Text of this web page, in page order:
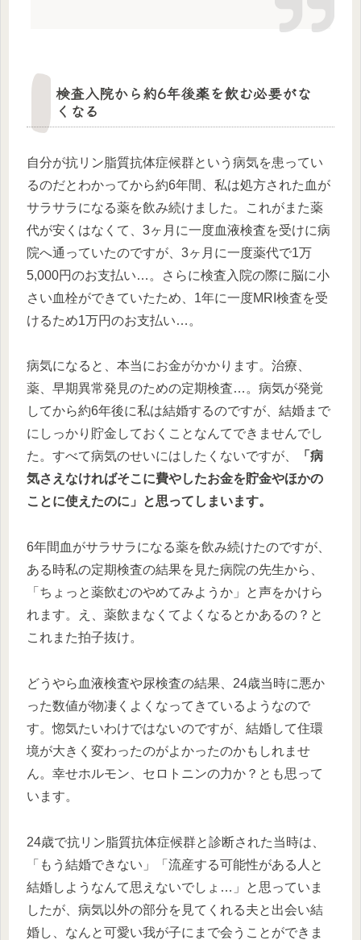
検査入院から約6年後薬を飲む必要がな
くなる
自分が抗リン脂質抗体症候群という病気を患ってい
るのだとわかってから約6年間、私は処方された血が
サラサラになる薬を飲み続けました。これがまた薬
代が安くはなくて、3ヶ月に一度血液検査を受けに病
院へ通っていたのですが、3ヶ月に一度薬代で1万
5,000円のお支払い…。さらに検査入院の際に脳に小
さい血栓ができていたため、1年に一度MRI検査を受
けるため1万円のお支払い…。
病気になると、本当にお金がかかります。治療、
薬、早期異常発見のための定期検査…。病気が発覚
してから約6年後に私は結婚するのですが、結婚まで
にしっかり貯金しておくことなんてできませんでし
た。すべて病気のせいにはしたくないですが、
「病
気さえなければそこに費やしたお金を貯金やほかの
ことに使えたのに」と思ってしまいます。
6年間血がサラサラになる薬を飲み続けたのですが、
ある時私の定期検査の結果を見た病院の先生から、
「ちょっと薬飲むのやめてみようか」と声をかけら
れます。え、薬飲まなくてよくなるとかあるの？と
これまた拍子抜け。
どうやら血液検査や尿検査の結果、24歳当時に悪か
った数値が物凄くよくなってきているようなので
す。惚気たいわけではないのですが、結婚して住環
境が大きく変わったのがよかったのかもしれませ
ん。幸せホルモン、セロトニンの力か？とも思って
います。
24歳で抗リン脂質抗体症候群と診断された当時は、
「もう結婚できない」「流産する可能性がある人と
結婚しようなんて思えないでしょ…」と思っていま
したが、病気以外の部分を見てくれる夫と出会い結
婚し、なんと可愛い我が子にまで会うことができま